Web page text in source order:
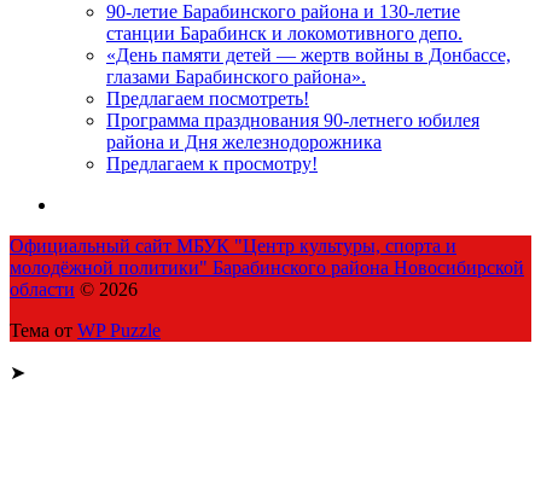
90-летие Барабинского района и 130-летие
станции Барабинск и локомотивного депо.
«День памяти детей — жертв войны в Донбассе,
глазами Барабинского района».
Предлагаем посмотреть!
Программа празднования 90-летнего юбилея
района и Дня железнодорожника
Предлагаем к просмотру!
Официальный сайт МБУК "Центр культуры, спорта и
молодёжной политики" Барабинского района Новосибирской
области © 2026
Тема от WP Puzzle
➤